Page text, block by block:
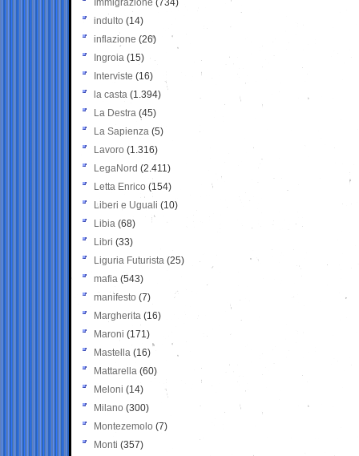
Immigrazione (734)
indulto (14)
inflazione (26)
Ingroia (15)
Interviste (16)
la casta (1.394)
La Destra (45)
La Sapienza (5)
Lavoro (1.316)
LegaNord (2.411)
Letta Enrico (154)
Liberi e Uguali (10)
Libia (68)
Libri (33)
Liguria Futurista (25)
mafia (543)
manifesto (7)
Margherita (16)
Maroni (171)
Mastella (16)
Mattarella (60)
Meloni (14)
Milano (300)
Montezemolo (7)
Monti (357)